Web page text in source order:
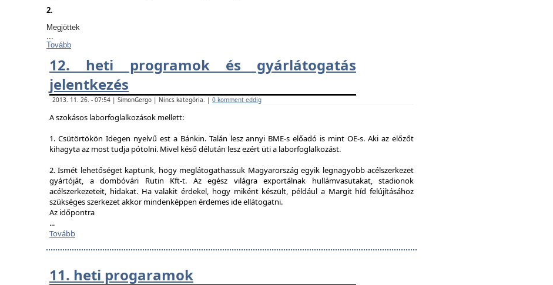
2.
Megjöttek
...
Tovább
12. heti programok és gyárlátogatás
jelentkezés
2013. 11. 26. - 07:54 | SimonGergo | Nincs kategória. | 0 komment eddig
A szokásos laborfoglalkozások mellett:
1. Csütörtökön Idegen nyelvű est a Bánkin. Talán lesz annyi BME-s előadó is mint OE-s. Aki az előzőt
kihagyta az most tudja pótolni. Mivel késő délután lesz ezért üti a laborfoglalkozást.
2. Ismét lehetőséget kaptunk, hogy meglátogathassuk Magyarország egyik legnagyobb acélszerkezet
gyártóját, a dombóvári Rutin Kft-t. Az egész világra exportálnak hullámvasutakat, stadionok
acélszerkezeteit, hidakat. Ha valakit érdekel, hogy miként készült, például a Margit híd felújításához
szükséges szerkezet akkor mindenképpen érdemes ide ellátogatni.
Az időpontra
...
Tovább
11. heti progaramok